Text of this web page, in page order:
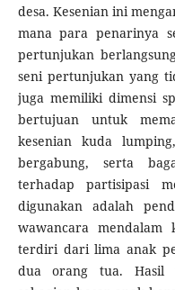
desa. Kesenian ini
mana para penarinya
pertunjukan
seni pertunjukan yang
juga memiliki dimensi
bertujuan untuk
kesenian kuda
bergabung, serta
terhadap partisipasi
digunakan adalah
wawancara mendalam
terdiri dari lima anak
dua orang tua. Hasil